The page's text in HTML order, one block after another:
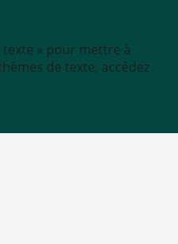
» pour mettre à
de texte, accédez